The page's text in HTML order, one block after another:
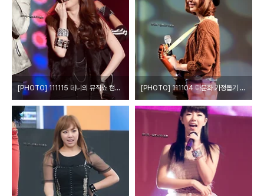
[PHOTO] 111115 데니의 뮤직쇼 캠퍼스 빅콘서트 - 정슬기 by o첫눈에o [PHOTO] 111104 다문화 가정돕기 희망콘서트 - 장재인 by o첫눈에o